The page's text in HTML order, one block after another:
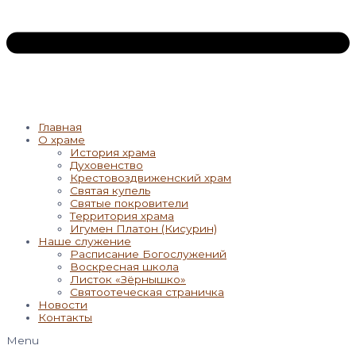
Главная
О храме
История храма
Духовенство
Крестовоздвиженский храм
Святая купель
Святые покровители
Территория храма
Игумен Платон (Кисурин)
Наше служение
Расписание Богослужений
Воскресная школа
Листок «Зёрнышко»
Святоотеческая страничка
Новости
Контакты
Menu